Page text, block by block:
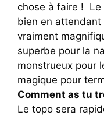
chose à faire ! Le
bien en
vraiment
superbe pour la
monstrueux pour
magique pour
Comment as tu
Le topo sera